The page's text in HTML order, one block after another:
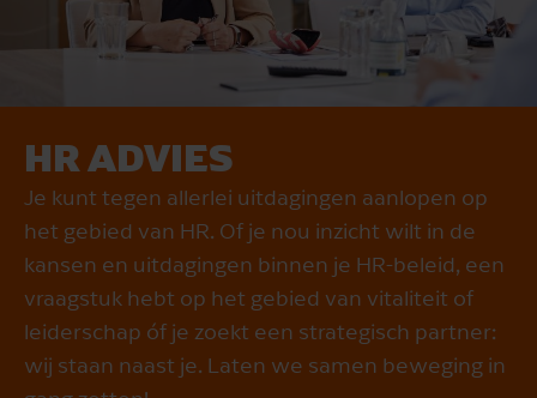
HR ADVIES
Je kunt tegen allerlei uitdagingen aanlopen op
het gebied van HR. Of je nou inzicht wilt in de
kansen en uitdagingen binnen je HR-beleid, een
vraagstuk hebt op het gebied van vitaliteit of
leiderschap óf je zoekt een strategisch partner:
wij staan naast je. Laten we samen beweging in